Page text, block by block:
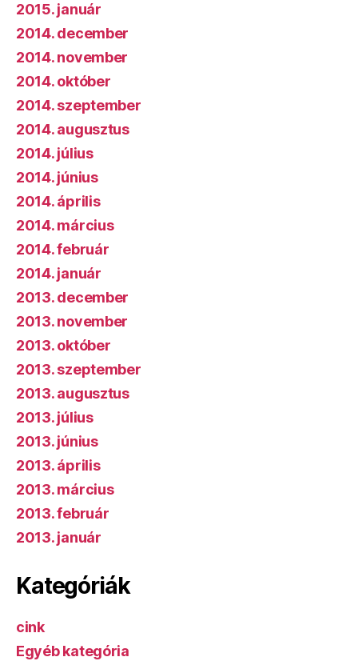
2015. január
2014. december
2014. november
2014. október
2014. szeptember
2014. augusztus
2014. július
2014. június
2014. április
2014. március
2014. február
2014. január
2013. december
2013. november
2013. október
2013. szeptember
2013. augusztus
2013. július
2013. június
2013. április
2013. március
2013. február
2013. január
Kategóriák
cink
Egyéb kategória